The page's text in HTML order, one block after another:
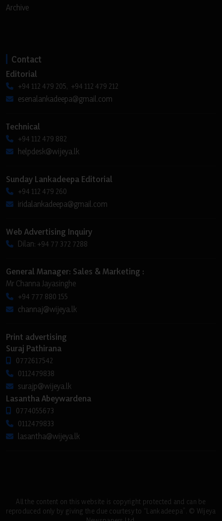
Archive
Contact
Editorial
+94 112 479 205, +94 112 479 212
esenalankadeepa@gmail.com
Technical
+94 112 479 882
helpdesk@wijeya.lk
Sunday Lankadeepa Editorial
+94 112 479 260
iridalankadeepa@gmail.com
Web Advertising Inquiry
Dilan: +94 77 372 7288
General Manager: Sales & Marketing :
Mr Channa Jayasinghe
+94 777 880 155
channaj@wijeya.lk
Print advertising
Suraj Pathirana
0772617542
0112479838
surajp@wijeya.lk
Lasantha Abeywardena
0774055673
0112479833
lasantha@wijeya.lk
All the content on this website is copyright protected and can be
reproduced only by giving the due courtesy to “Lankadeepa”. © Wijeya